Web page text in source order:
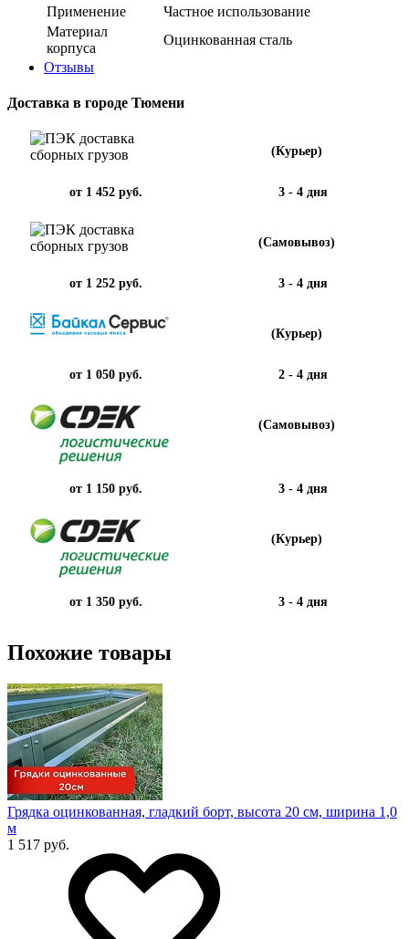
Применение
Частное использование
Материал
корпуса
Оцинкованная сталь
Отзывы
Доставка в городе Тюмени
(Курьер)
от 1 452 руб. 3 - 4 дня
(Самовывоз)
от 1 252 руб. 3 - 4 дня
(Курьер)
от 1 050 руб. 2 - 4 дня
(Самовывоз)
от 1 150 руб. 3 - 4 дня
(Курьер)
от 1 350 руб. 3 - 4 дня
Похожие товары
Грядка оцинкованная, гладкий борт, высота 20 см, ширина 1,0
м
1 517 руб.